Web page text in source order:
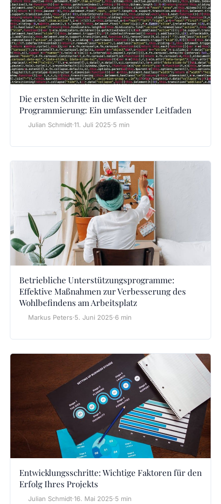
Die ersten Schritte in die Welt der
Programmierung: Ein umfassender Leitfaden
Julian Schmidt·11. Juli 2025·5 min
Betriebliche Unterstützungsprogramme:
Effektive Maßnahmen zur Verbesserung des
Wohlbefindens am Arbeitsplatz
Markus Peters·5. Juni 2025·6 min
Entwicklungsschritte: Wichtige Faktoren für den
Erfolg Ihres Projekts
Julian Schmidt·16. Mai 2025·5 min